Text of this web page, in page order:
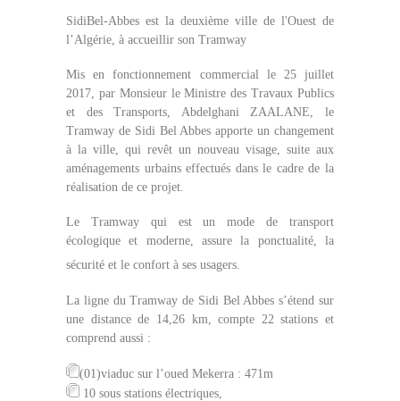
SidiBel-Abbes est la deuxième ville de l'Ouest de
l’Algérie, à accueillir son Tramway
Mis en fonctionnement commercial le 25 juillet
2017, parMonsieur le Ministre des Travaux Publics
et des Transports, Abdelghani ZAALANE, le
Tramway de Sidi Bel Abbesapporte un changement
à la ville, qui revêt un nouveau visage, suite aux
aménagements urbains effectués dans le cadre de la
réalisation de ce projet.
Le Tramway qui est un mode de transport
écologique et moderne, assure la ponctualité, la
sécurité et le confort à ses usagers.
La ligne du Tramwayde Sidi Bel Abbes s’étend sur
une distance de 14,26 km, compte 22 stations et
comprend aussi :
(01)viaduc sur l’oued Mekerra : 471m
10 sous stations électriques,